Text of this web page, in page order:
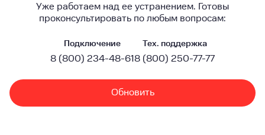
Уже работаем над ее устранением. Готовы
проконсультировать по любым вопросам:
Подключение
8 (800) 234-48-61
Тех. поддержка
8 (800) 250-77-77
Обновить